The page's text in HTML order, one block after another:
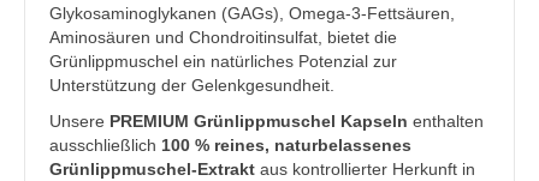
Glykosaminoglykanen (GAGs), Omega-3-Fettsäuren,
Aminosäuren und Chondroitinsulfat, bietet die
Grünlippmuschel ein natürliches Potenzial zur
Unterstützung der Gelenkgesundheit.
Unsere PREMIUM Grünlippmuschel Kapseln enthalten
ausschließlich 100 % reines, naturbelassenes
Grünlippmuschel-Extrakt aus kontrollierter Herkunft in